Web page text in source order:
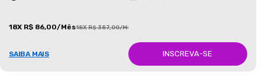
18X R$ 86,00/Mês18X R$ 387,00/Mês
SAIBA MAIS INSCREVA-SE